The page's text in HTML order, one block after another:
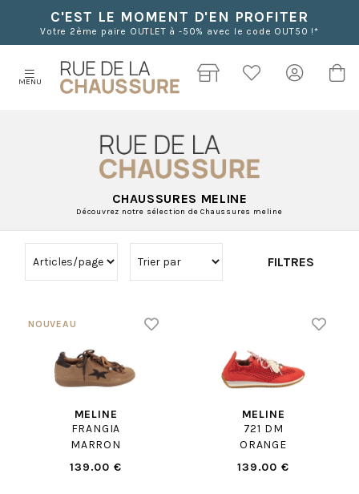
C'EST LE MOMENT D'EN PROFITER
Votre 2ème paire OUTLET à -50% avec le code OUT50 !*
MENU
CHAUSSURES MELINE
Découvrez notre sélection de Chaussures meline
FILTRES
MELINE
FRANGIA
MARRON
139.00 €
MELINE
721 DM
ORANGE
139.00 €